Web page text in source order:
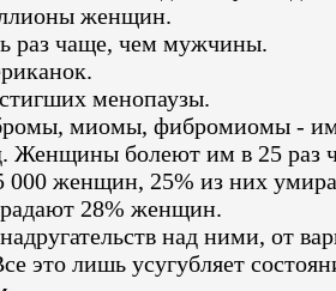
женщин.
раз чаще, чем мужчины.
менопаузы.
миомы, фибромиомы -
Женщины болеют им в 25
000 женщин, 25% из них
28% женщин.
над ними, от
это лишь усугубляет